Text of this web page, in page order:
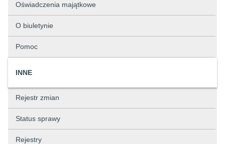
Oświadczenia majątkowe
O biuletynie
Pomoc
INNE
Rejestr zmian
Status sprawy
Rejestry